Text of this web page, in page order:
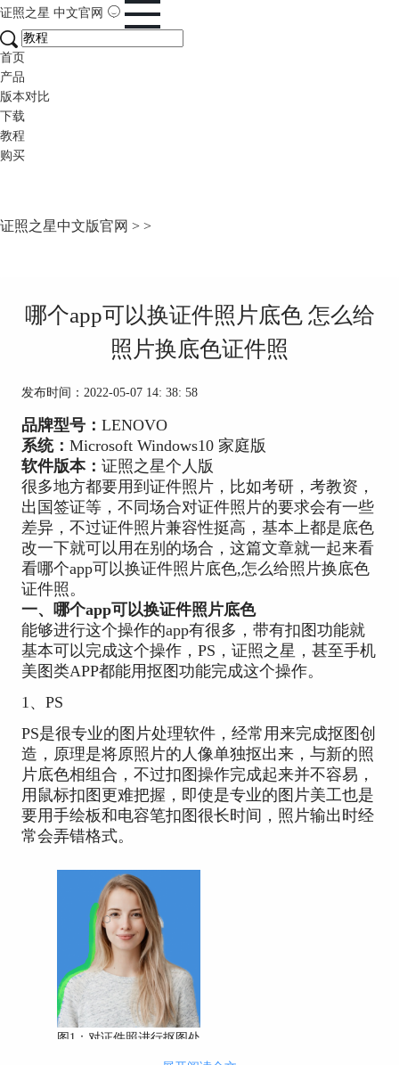
证照之星 中文官网
首页
产品
版本对比
下载
教程
购买
证照之星中文版官网 > >
哪个app可以换证件照片底色 怎么给
照片换底色证件照
发布时间：2022-05-07 14: 38: 58
品牌型号： LENOVO
系统： Microsoft Windows10 家庭版
软件版本： 证照之星个人版
很多地方都要用到证件照片，比如考研，考教资，
出国签证等，不同场合对证件照片的要求会有一些
差异，不过证件照片兼容性挺高，基本上都是底色
改一下就可以用在别的场合，这篇文章就一起来看
看哪个app可以换证件照片底色,怎么给照片换底色
证件照。
一、哪个app可以换证件照片底色
能够进行这个操作的app有很多，带有扣图功能就
基本可以完成这个操作，PS，证照之星，甚至手机
美图类APP都能用抠图功能完成这个操作。
1、PS
PS是很专业的图片处理软件，经常用来完成抠图创
造，原理是将原照片的人像单独抠出来，与新的照
片底色相组合，不过扣图操作完成起来并不容易，
用鼠标扣图更难把握，即使是专业的图片美工也是
要用手绘板和电容笔扣图很长时间，照片输出时经
常会弄错格式。
图1：对证件照进行抠图处